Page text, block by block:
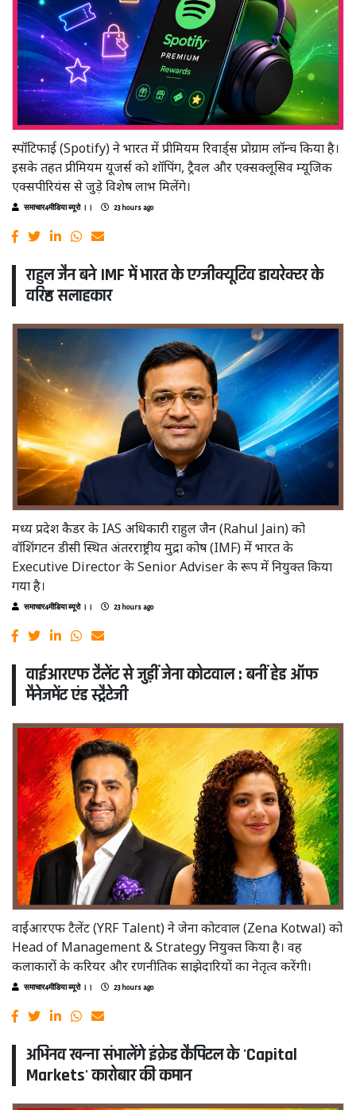
स्पॉटिफाई (Spotify) ने भारत में प्रीमियम रिवार्ड्स प्रोग्राम लॉन्च किया है।
इसके तहत प्रीमियम यूजर्स को शॉपिंग, ट्रैवल और एक्सक्लूसिव म्यूजिक
एक्सपीरियंस से जुड़े विशेष लाभ मिलेंगे।
समाचार4मीडिया ब्यूरो ।। 23 hours ago
राहुल जैन बने IMF में भारत के एग्जीक्यूटिव डायरेक्टर के
वरिष्ठ सलाहकार
मध्य प्रदेश कैडर के IAS अधिकारी राहुल जैन (Rahul Jain) को
वॉशिंगटन डीसी स्थित अंतरराष्ट्रीय मुद्रा कोष (IMF) में भारत के
Executive Director के Senior Adviser के रूप में नियुक्त किया
गया है।
समाचार4मीडिया ब्यूरो ।। 23 hours ago
वाईआरएफ टैलेंट से जुड़ीं जेना कोटवाल : बनीं हेड ऑफ
मैनेजमेंट एंड स्ट्रैटेजी
वाईआरएफ टैलेंट (YRF Talent) ने जेना कोटवाल (Zena Kotwal) को
Head of Management & Strategy नियुक्त किया है। वह
कलाकारों के करियर और रणनीतिक साझेदारियों का नेतृत्व करेंगी।
समाचार4मीडिया ब्यूरो ।। 23 hours ago
अभिनव खन्ना संभालेंगे इंक्रेड कैपिटल के 'Capital
Markets' कारोबार की कमान